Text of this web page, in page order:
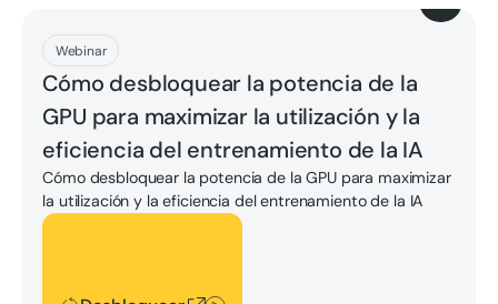
Webinar
Cómo desbloquear la potencia de la
GPU para maximizar la utilización y la
eficiencia del entrenamiento de la IA
Cómo desbloquear la potencia de la GPU para maximizar
la utilización y la eficiencia del entrenamiento de la IA
Desbloquear
Descargar